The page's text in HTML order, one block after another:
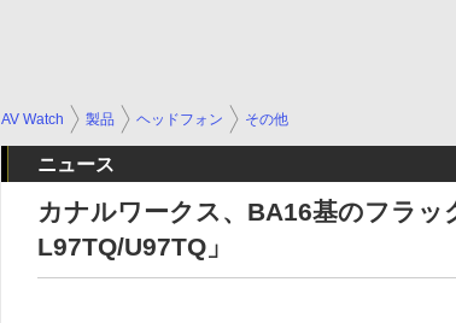
AV Watch 製品 ヘッドフォン その他
ニュース
カナルワークス、BA16基のフラッ
L97TQ/U97TQ」